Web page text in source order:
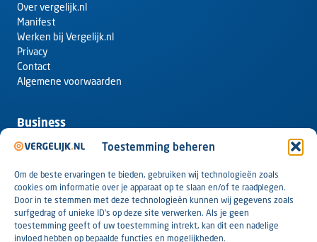
Toestemming beheren
Om de beste ervaringen te bieden, gebruiken wij technologieën zoals
cookies om informatie over je apparaat op te slaan en/of te raadplegen.
Door in te stemmen met deze technologieën kunnen wij gegevens zoals
surfgedrag of unieke ID's op deze site verwerken. Als je geen
toestemming geeft of uw toestemming intrekt, kan dit een nadelige
invloed hebben op bepaalde functies en mogelijkheden.
Over vergelijk.nl
Manifest
Werken bij Vergelijk.nl
Privacy
Contact
Algemene voorwaarden
Business
One-pager
ROAS garantie
Datafeed
Pricing data
PartnerNet